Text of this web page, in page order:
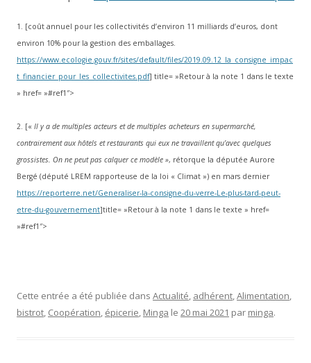
1. [coût annuel pour les collectivités d’environ 11 milliards d’euros, dont
environ 10% pour la gestion des emballages.
https://www.ecologie.gouv.fr/sites/default/files/2019.09.12_la_consigne_impac
t_financier_pour_les_collectivites.pdf] title= »Retour à la note 1 dans le texte
» href= »#ref1″>
2. [« Il y a de multiples acteurs et de multiples acheteurs en supermarché,
contrairement aux hôtels et restaurants qui eux ne travaillent qu’avec quelques
grossistes. On ne peut pas calquer ce modèle », rétorque la députée Aurore
Bergé (député LREM rapporteuse de la loi « Climat ») en mars dernier
https://reporterre.net/Generaliser-la-consigne-du-verre-Le-plus-tard-peut-
etre-du-gouvernement]title= »Retour à la note 1 dans le texte » href=
»#ref1″>
Cette entrée a été publiée dans Actualité, adhérent,Alimentation,
bistrot, Coopération, épicerie, Minga le 20 mai 2021 par minga.